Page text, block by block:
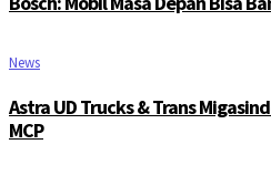
News
Astra UD Trucks & Trans
MCP